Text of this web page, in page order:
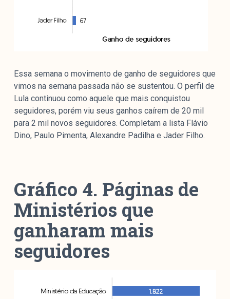
Essa semana o movimento de ganho de seguidores que
vimos na semana passada não se sustentou. O perfil de
Lula continuou como aquele que mais conquistou
seguidores, porém viu seus ganhos caírem de 20 mil
para 2 mil novos seguidores. Completam a lista Flávio
Dino, Paulo Pimenta, Alexandre Padilha e Jader Filho.
Gráfico 4. Páginas de
Ministérios que
ganharam mais
seguidores